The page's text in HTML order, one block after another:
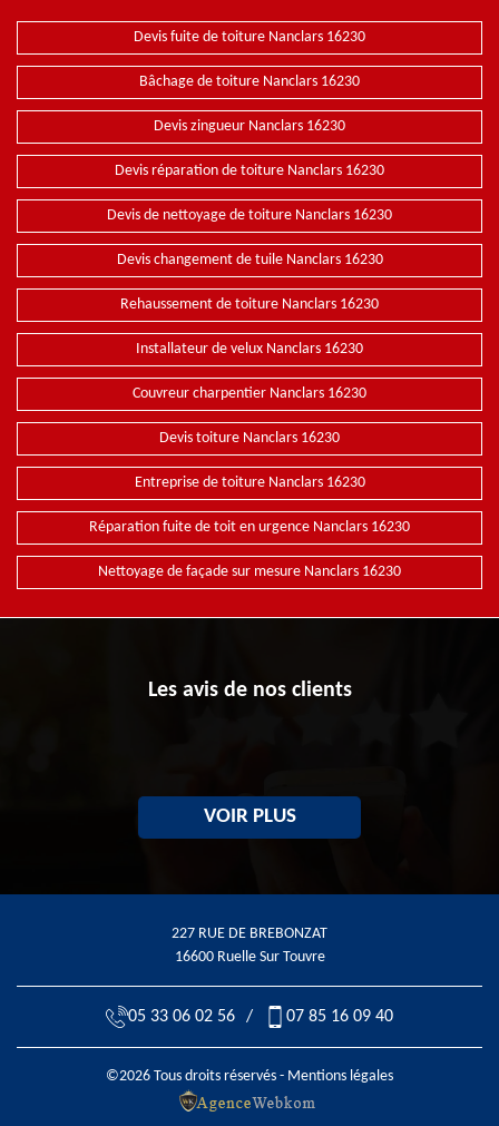
Devis fuite de toiture Nanclars 16230
Bâchage de toiture Nanclars 16230
Devis zingueur Nanclars 16230
Devis réparation de toiture Nanclars 16230
Devis de nettoyage de toiture Nanclars 16230
Devis changement de tuile Nanclars 16230
Rehaussement de toiture Nanclars 16230
Installateur de velux Nanclars 16230
Couvreur charpentier Nanclars 16230
Devis toiture Nanclars 16230
Entreprise de toiture Nanclars 16230
Réparation fuite de toit en urgence Nanclars 16230
Nettoyage de façade sur mesure Nanclars 16230
Les avis de nos clients
VOIR PLUS
227 RUE DE BREBONZAT
16600 Ruelle Sur Touvre
05 33 06 02 56 / 07 85 16 09 40
©2026 Tous droits réservés - Mentions légales